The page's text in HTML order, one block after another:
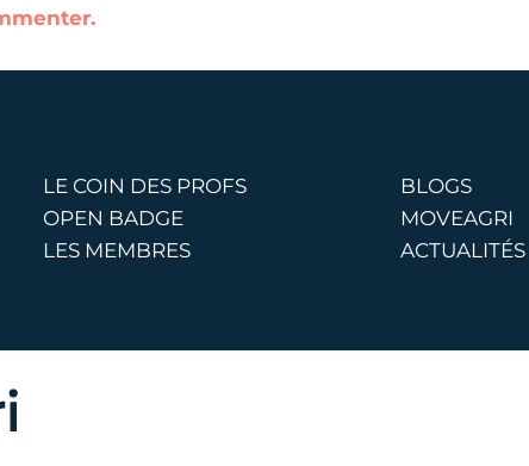
LE COIN DES PROFS
OPEN BADGE
LES MEMBRES
BLOGS
MOVEAGRI
ACTUALITÉS